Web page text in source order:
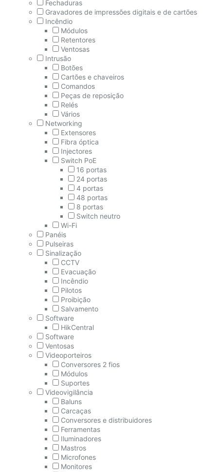
Fechaduras
Gravadores de impressões digitais e de cartões
Incêndio
Módulos
Retentores
Ventosas
Intrusão
Botões
Cartões e chaveiros
Comandos
Peças de reposição
Relés
Vários
Networking
Extensores
Fibra óptica
Injectores
Switch PoE
16 portas
24 portas
4 portas
48 portas
8 portas
Switch neutro
Wi-Fi
Panéis
Pulseiras
Sinalização
CCTV
Evacuação
Incêndio
Pilotos
Proibição
Salvamento
Software
HikCentral
Software
Ventosas
Videoporteiros
Conversores 2 fios
Módulos
Suportes
Videovigilância
Baluns
Carcaças
Conversores e distribuidores
Ferramentas
Iluminadores
Mastros
Microfones
Monitores